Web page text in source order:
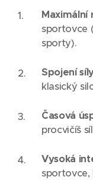
sportovce
sporty).
Spojení
klasický
Časová
procvičíš
Vysoká
sportovce,